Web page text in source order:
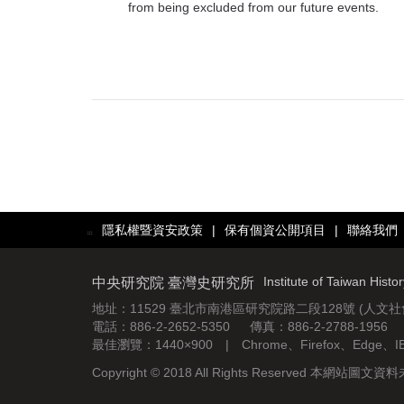
from being excluded from our future events.
::: 隱私權暨資安政策 | 保有個資公開項目 | 聯絡我們
中央研究院 臺灣史研究所
Institute of Taiwan
地址：11529 臺北市南港區研究院路二段128號 (人文
電話：886-2-2652-5350 傳真：886-2-2788-1956
最佳瀏覽：1440×900 | Chrome、Firefox、Edge、
Copyright © 2018 All Rights Reserved 本網站圖文資料